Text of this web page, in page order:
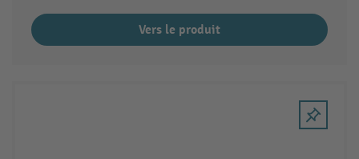
Vers le produit